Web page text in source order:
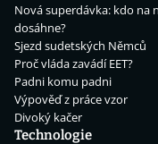
Nová superdávka: kdo na
dosáhne?
Sjezd sudetských Němců
Proč vláda zavádí EET?
Padni komu padni
Výpověď z práce vzor
Divoký kačer
Technologie